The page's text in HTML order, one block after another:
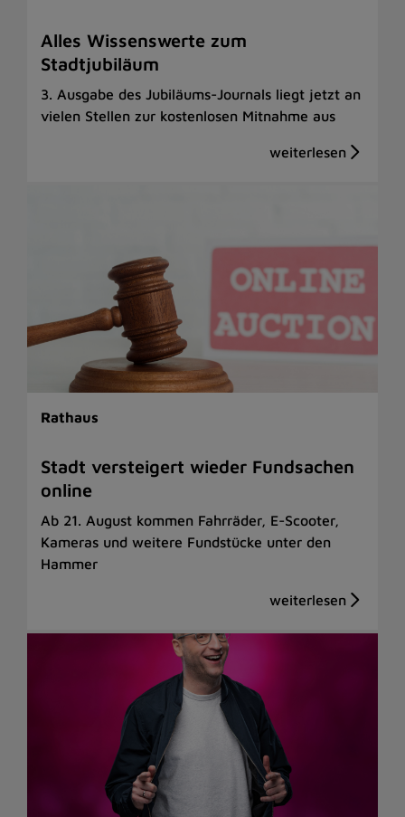
Alles Wissenswerte zum
Stadtjubiläum
3. Ausgabe des Jubiläums-Journals liegt jetzt an
vielen Stellen zur kostenlosen Mitnahme aus
Rathaus
Stadt versteigert wieder Fundsachen
online
Ab 21. August kommen Fahrräder, E-Scooter,
Kameras und weitere Fundstücke unter den
Hammer